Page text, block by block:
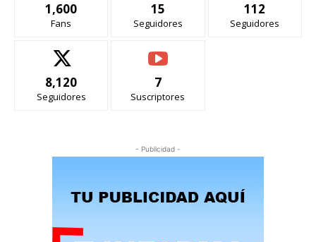
1,600
Fans
15
Seguidores
112
Seguidores
8,120
Seguidores
7
Suscriptores
- Publicidad -